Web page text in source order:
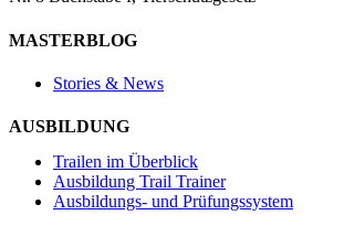
MASTERBLOG
Stories & News
AUSBILDUNG
Trailen im Überblick
Ausbildung Trail Trainer
Ausbildungs- und Prüfungssystem